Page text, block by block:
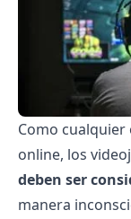
Como
online, los
deben ser
manera